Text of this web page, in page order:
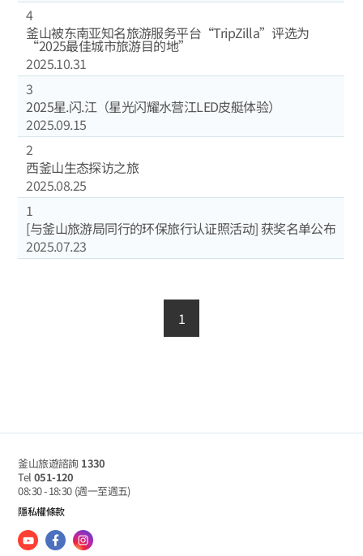
4
釜山被东南亚知名旅游服务平台“TripZilla”评选为
“2025最佳城市旅游目的地”
2025.10.31
3
2025星.闪.江（星光闪耀水营江LED皮艇体验）
2025.09.15
2
西釜山生态探访之旅
2025.08.25
1
[与釜山旅游局同行的环保旅行认证照活动] 获奖名单公布
2025.07.23
1
釜山旅遊諮詢 1330
Tel 051-120
08:30 - 18:30 (週一至週五)
隱私權條款